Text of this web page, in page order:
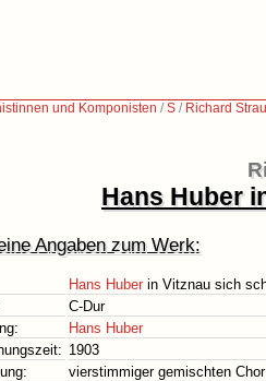
und Komponisten /S / Richard
Hans Huber
Angaben zum Werk:
Hans Huber in Vitznau sich
C-Dur
Hans Huber
1903
vierstimmiger gemischten